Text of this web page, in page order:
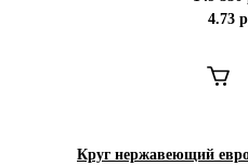
4.73
Круг нержавеющий